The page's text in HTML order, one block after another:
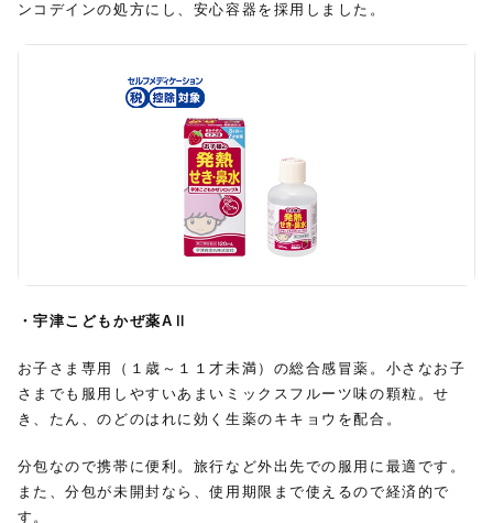
ンコデインの処方にし、安心容器を採用しました。
・宇津こどもかぜ薬AⅡ
お子さま専用（１歳～１１才未満）の総合感冒薬。小さなお子
さまでも服用しやすいあまいミックスフルーツ味の顆粒。せ
き、たん、のどのはれに効く生薬のキキョウを配合。
分包なので携帯に便利。旅行など外出先での服用に最適です。
また、分包が未開封なら、使用期限まで使えるので経済的で
す。